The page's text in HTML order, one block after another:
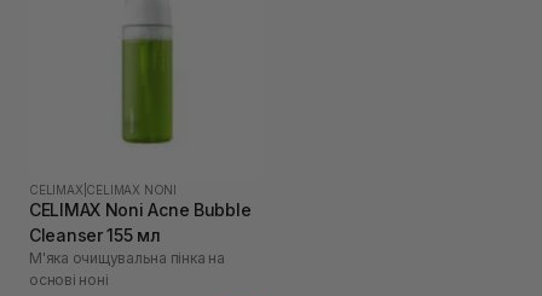
CELIMAX CELIMAX NONI
CELIMAX Noni Acne Bubble
Cleanser 155 мл
М'яка очищувальна пінка на
основі ноні